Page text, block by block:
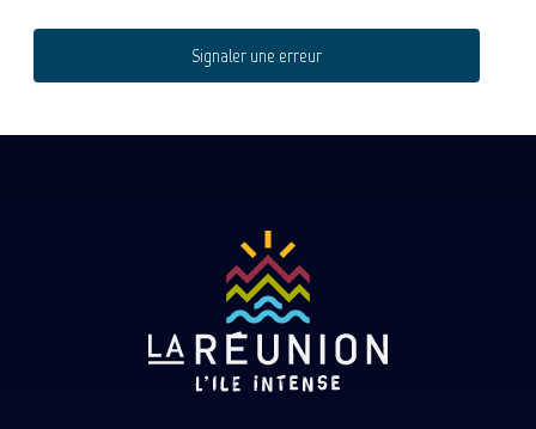
Signaler une erreur